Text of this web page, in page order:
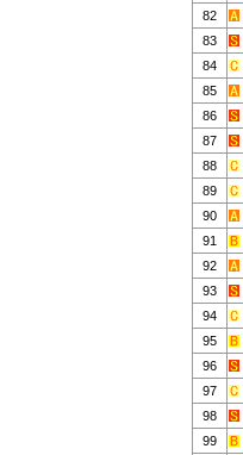
82
83
84
85
86
87
88
89
90
91
92
93
94
95
96
97
98
99